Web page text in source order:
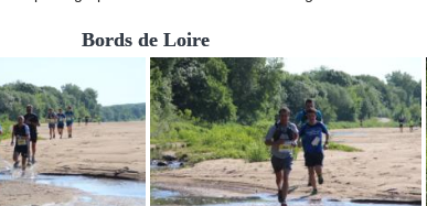
Bords de Loire